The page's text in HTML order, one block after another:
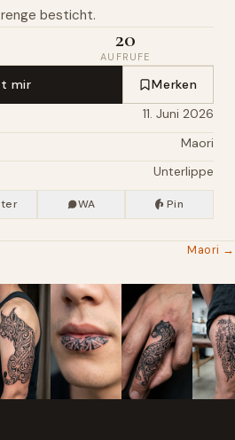
besticht.
20
AUFRUFE
mir Merken
11. Juni 2026
Maori
Unterlippe
WA Pin
Maori →